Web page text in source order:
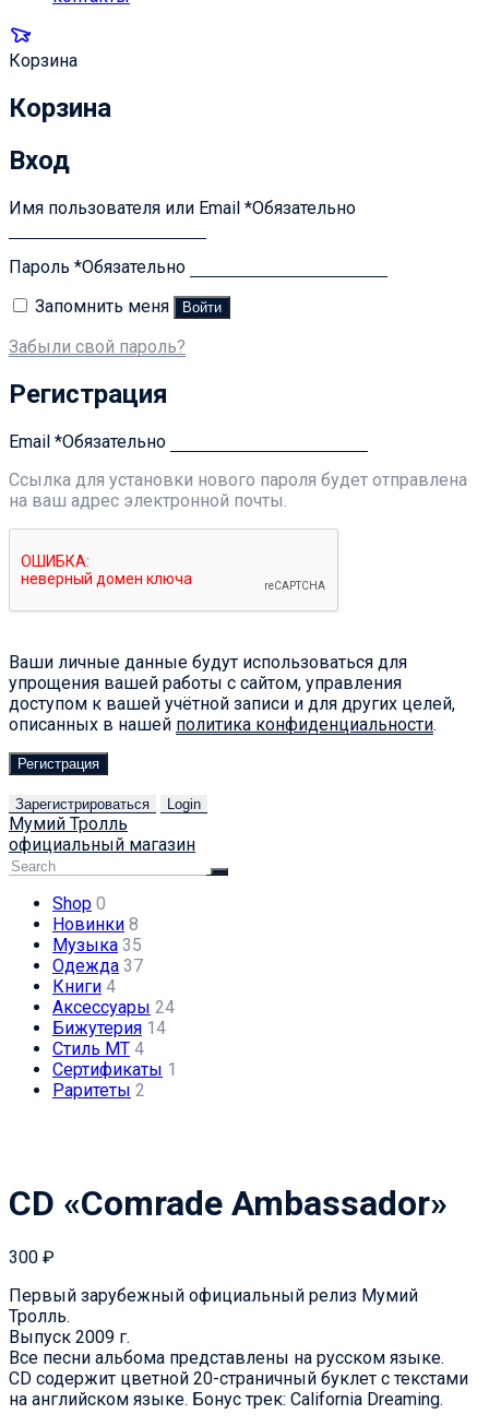
Корзина
Корзина
Вход
Имя пользователя или Email *Обязательно
Пароль *Обязательно
Запомнить меня
Войти
Забыли свой пароль?
Регистрация
Email *Обязательно
Ссылка для установки нового пароля будет отправлена ​​
на ваш адрес электронной почты.
Ваши личные данные будут использоваться для
упрощения вашей работы с сайтом, управления
доступом к вашей учётной записи и для других целей,
описанных в нашей политика конфиденциальности.
Регистрация
Зарегистрироваться Login
Мумий Тролль
официальный магазин
Shop 0
Новинки 8
Музыка 35
Одежда 37
Книги 4
Аксессуары 24
Бижутерия 14
Стиль МТ 4
Сертификаты 1
Раритеты 2
CD «Comrade Ambassador»
300 ₽
Первый зарубежный официальный релиз Мумий
Тролль.
Выпуск 2009 г.
Все песни альбома представлены на русском языке.
CD содержит цветной 20-страничный буклет с текстами
на английском языке. Бонус трек: California Dreaming.